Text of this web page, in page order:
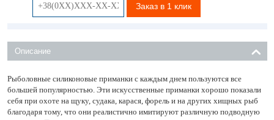
Заказ в 1 клик
Описание
Рыболовные силиконовые приманки с каждым днем пользуются все
большей популярностью. Эти искусственные приманки хорошо показали
себя при охоте на щуку, судака, карася, форель и на других хищных рыб
благодаря тому, что они реалистично имитируют различную подводную